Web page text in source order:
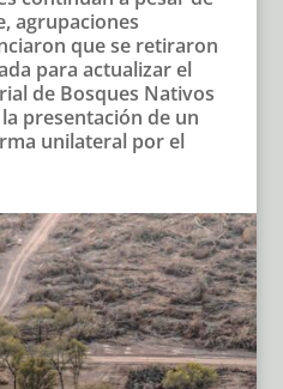
agrupaciones
que se retiraron
para actualizar el
de Bosques Nativos
presentación de un
unilateral por el